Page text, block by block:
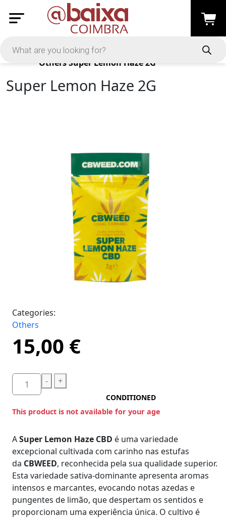
Products
OthersSuper Lemon Haze 2G
Super Lemon Haze 2G
Categories:
Others
15,00 €
- +
CONDITIONED
This product is not available for your age
ASuper Lemon Haze CBD é uma variedade
excepcional cultivada com carinho nas estufas
da CBWEED, reconhecida pela sua qualidade superior.
Esta variedade sativa-dominante apresenta aromas
intensos e marcantes, evocando notas azedas e
pungentes de limão, que despertam os sentidos e
proporcionam uma experiência única. O cultivo é